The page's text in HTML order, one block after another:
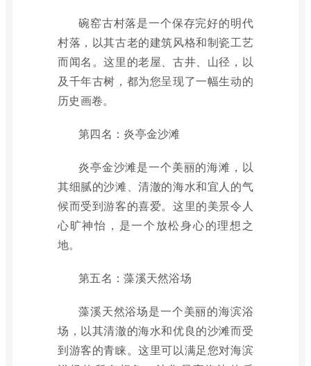
碗窑古村落是一个保存完好的明代
村落，以其古老的建筑风格和制瓷工艺
而闻名。这里的老屋、古井、山径，以
及千年古树，都为您呈现了一幅生动的
历史画卷。
第四名：炎亭金沙滩
炎亭金沙滩是一个美丽的海滩，以
其细腻的沙滩、清澈的海水和宜人的气
候而受到游客的喜爱。这里的美景令人
心旷神怡，是一个放松身心的理想之
地。
第五名：藻溪天然浴场
藻溪天然浴场是一个美丽的海滨浴
场，以其清澈的海水和优良的沙滩而受
到游客的青睐。这里可以满足您对海滨